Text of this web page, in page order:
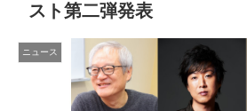
スト第二弾発表
ニュース